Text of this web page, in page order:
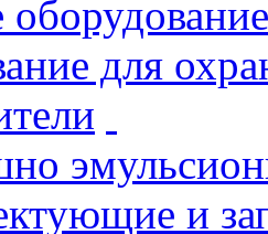
для
и